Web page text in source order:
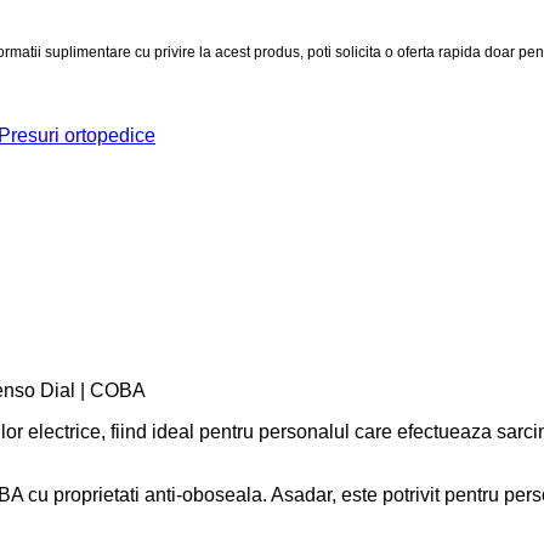
ortopedice
Dial | COBA
electrice, fiind ideal pentru personalul care efectueaza
cu proprietati anti-oboseala. Asadar, este potrivit pentru